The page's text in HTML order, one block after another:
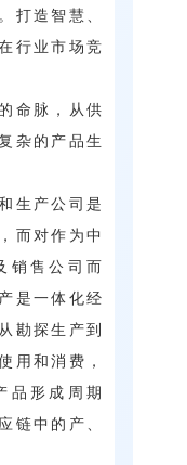
打造智慧、
行业市场竞
命脉，从供
杂的产品生
生产公司是
而对作为中
销售公司而
是一体化经
勘探生产到
用和消费，
品形成周期
链中的产、